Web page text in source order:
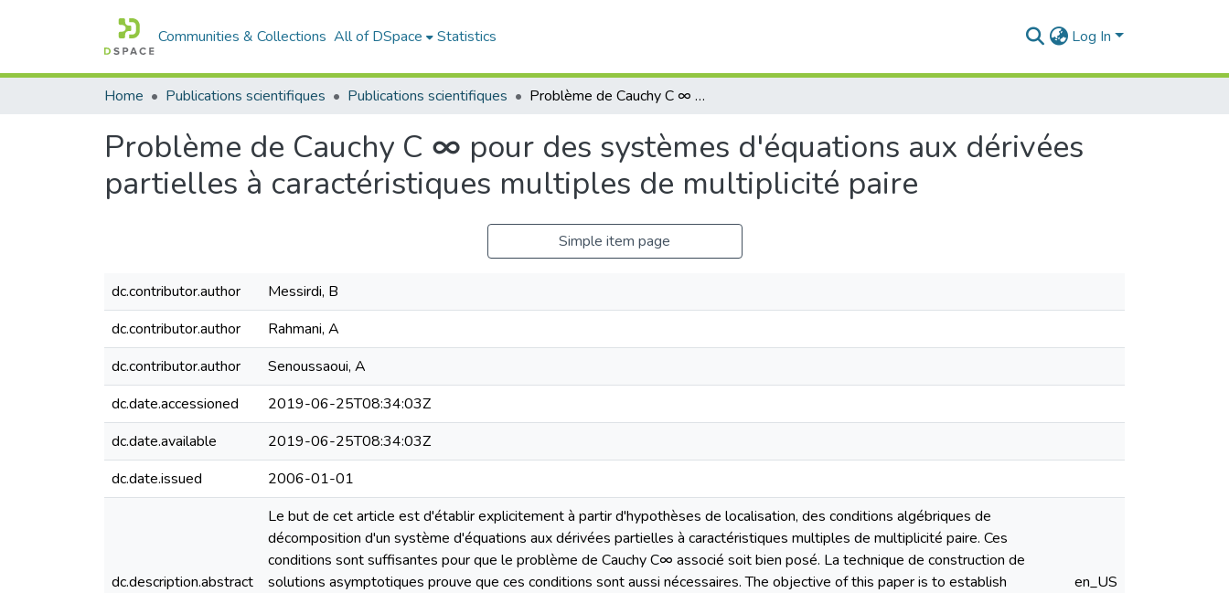
Communities & Collections All of DSpace Statistics Log In
Home Publications scientifiques Publications scientifiques Problème de Cauchy C ∞ pour des systèmes d'équations aux dérivées partielles à caractéristiques multiples de multiplicité paire
Problème de Cauchy C ∞ pour des systèmes d'équations aux dérivées
partielles à caractéristiques multiples de multiplicité paire
Simple item page
dc.contributor.author
Messirdi, B
dc.contributor.author
Rahmani, A
dc.contributor.author
Senoussaoui, A
dc.date.accessioned
2019-06-25T08:34:03Z
dc.date.available
2019-06-25T08:34:03Z
dc.date.issued
2006-01-01
dc.description.abstract
Le but de cet article est d'établir explicitement à partir d'hypothèses de localisation, des conditions algébriques de
décomposition d'un système d'équations aux dérivées partielles à caractéristiques multiples de multiplicité paire. Ces
conditions sont suffisantes pour que le problème de Cauchy C∞ associé soit bien posé. La technique de construction de
solutions asymptotiques prouve que ces conditions sont aussi nécessaires. The objective of this paper is to establish
en_US